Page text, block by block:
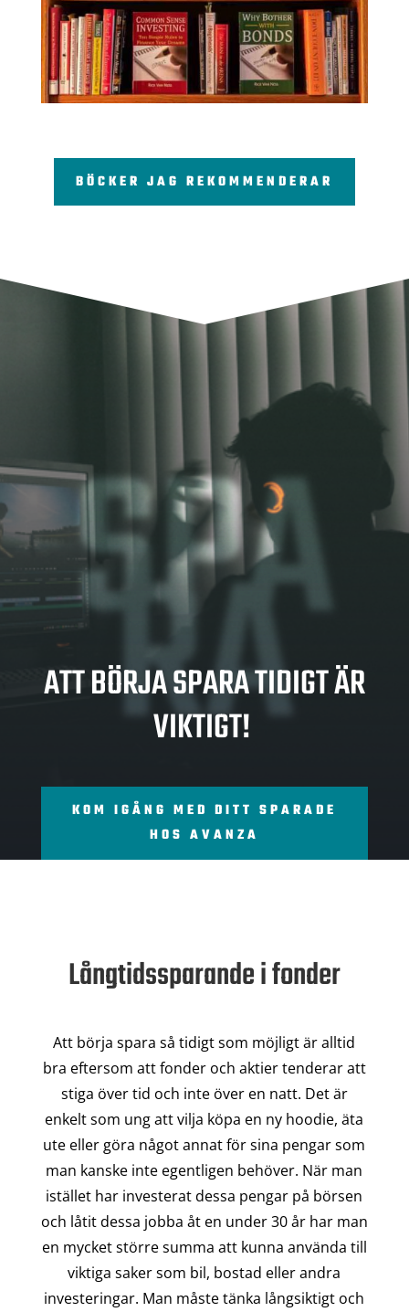
BÖCKER JAG REKOMMENDERAR
SPA
RA
ATT BÖRJA SPARA TIDIGT ÄR
VIKTIGT!
KOM IGÅNG MED DITT SPARADE
HOS AVANZA
Långtidssparande i fonder
Att börja spara så tidigt som möjligt är alltid
bra eftersom att fonder och aktier tenderar att
stiga över tid och inte över en natt. Det är
enkelt som ung att vilja köpa en ny hoodie, äta
ute eller göra något annat för sina pengar som
man kanske inte egentligen behöver. När man
istället har investerat dessa pengar på börsen
och låtit dessa jobba åt en under 30 år har man
en mycket större summa att kunna använda till
viktiga saker som bil, bostad eller andra
investeringar. Man måste tänka långsiktigt och